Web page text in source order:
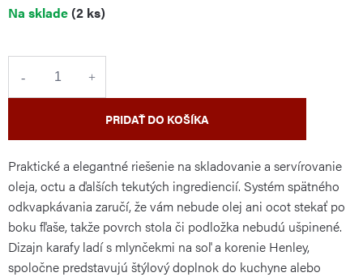
Jednotková
cena:
Na sklade(2 ks)
PRIDAŤ DO KOŠÍKA
Praktické a elegantné riešenie na skladovanie a servírovanie
oleja, octu a ďalších tekutých ingrediencií. Systém spätného
odkvapkávania zaručí, že vám nebude olej ani ocot stekať po
boku fľaše, takže povrch stola či podložka nebudú ušpinené.
Dizajn karafy ladí s mlynčekmi na soľ a korenie Henley,
spoločne predstavujú štýlový doplnok do kuchyne alebo